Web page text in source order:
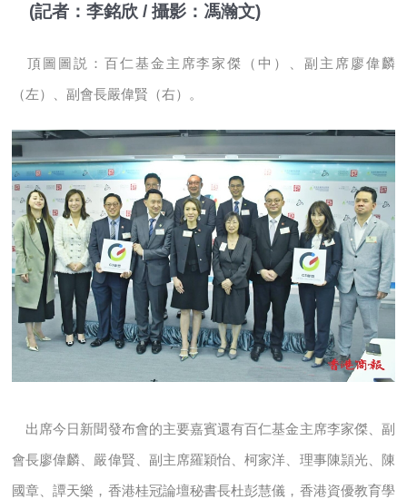
(記者：李銘欣 / 攝影：馮瀚文)
頂圖圖説：百仁基金主席李家傑（中）、副主席廖偉麟
（左）、副會長嚴偉賢（右）。
出席今日新聞發布會的主要嘉賓還有百仁基金主席李家傑、副
會長廖偉麟、嚴偉賢、副主席羅穎怡、柯家洋、理事陳頴光、陳
國章、譚天樂，香港桂冠論壇秘書長杜彭慧儀，香港資優教育學